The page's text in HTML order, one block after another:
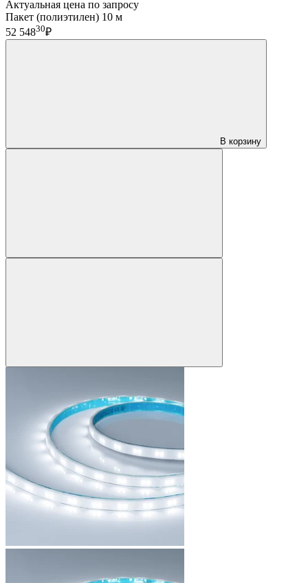
Актуальная цена по запросу
Пакет (полиэтилен) 10 м
52 54830₽
В корзину